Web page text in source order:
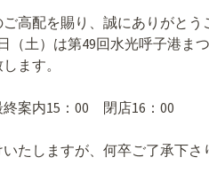
高配を賜り、誠にありがとう
（土）は第49回水光呼子港ま
ます。
案内15：00 閉店16：00
たしますが、何卒ご了承下さ